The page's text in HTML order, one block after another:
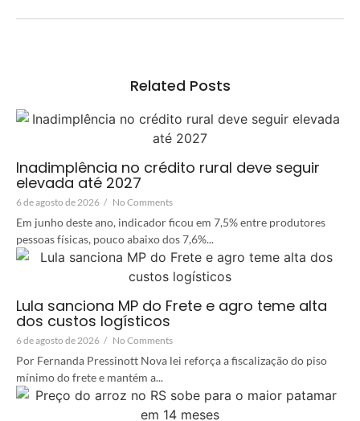
Related Posts
Inadimplência no crédito rural deve seguir
elevada até 2027
6 de agosto de 2026 / No Comments
Em junho deste ano, indicador ficou em 7,5% entre produtores
pessoas físicas, pouco abaixo dos 7,6%...
Lula sanciona MP do Frete e agro teme alta
dos custos logísticos
6 de agosto de 2026 / No Comments
Por Fernanda Pressinott Nova lei reforça a fiscalização do piso
mínimo do frete e mantém a...